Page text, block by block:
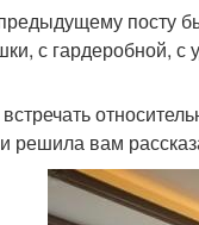
посту
с гардеробной, с
решила вам